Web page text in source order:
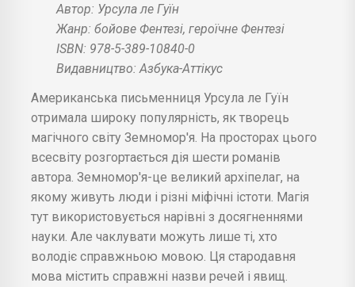
Автор: Урсула ле Гуїн
Жанр: бойове Фентезі, героїчне Фентезі
ISBN: 978-5-389-10840-0
Видавництво: Азбука-Аттікус
Американська письменниця Урсула ле Гуїн
отримала широку популярність, як творець
магічного світу Земномор'я. На просторах цього
всесвіту розгортається дія шести романів
автора. Земномор'я-це великий архіпелаг, на
якому живуть люди і різні міфічні істоти. Магія
тут використовується нарівні з досягненнями
науки. Але чаклувати можуть лише ті, хто
володіє справжньою мовою. Ця стародавня
мова містить справжні назви речей і явищ.